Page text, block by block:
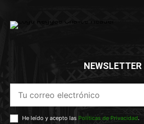
NEWSLETTER
He leído y acepto las Políticas de Privacidad.